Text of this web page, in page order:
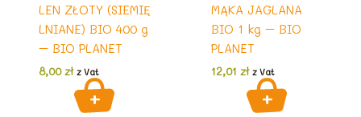
LEN ZŁOTY (SIEMIĘ
LNIANE) BIO 400 g
– BIO PLANET
8,00zł z Vat
MĄKA JAGLANA
BIO 1 kg – BIO
PLANET
12,01 zł z Vat